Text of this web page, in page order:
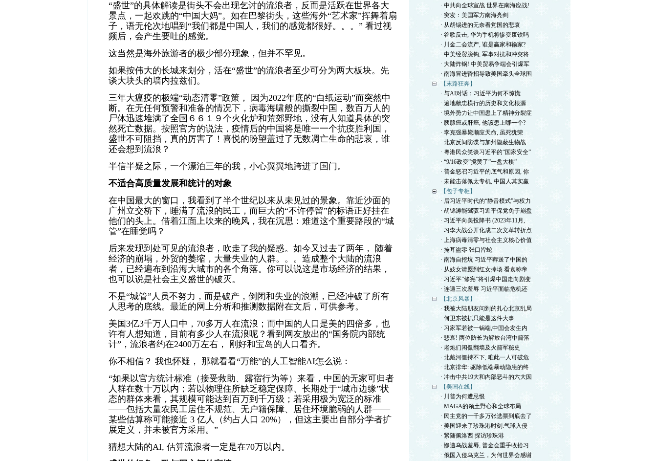
“盛世”的具体解读是街头不会出现乞讨的流浪者，反而是活跃在世界各大
景点，一起欢跳的“中国大妈”。如在巴黎街头，这些海外“艺术家”挥舞着扇
子，语无伦次地唱到“我们都是中国人，我们的感觉都很好。。。” 看过视
频后，会产生要吐的感觉。
这当然是海外旅游者的极少部分现象，但并不罕见。
如果按伟大的长城来划分，活在“盛世”的流浪者至少可分为两大板块。先
谈大块头的墙内拉兹们。
三年大瘟疫的极端“动态清零”政策， 因为2022年底的“白纸运动”而突然中
断。在无任何预警和准备的情况下，病毒海啸般的撕裂中国，数百万人的
尸体迅速堆满了全国 ６６１９个火化炉和荒郊野地，没有人知道具体的突
然死亡数据。按照官方的说法，疫情后的中国将是唯一一个抗疫胜利国，
盛世不可阻挡，真的厉害了！喜悦的盼望盖过了无数凋亡生命的悲哀，谁
还会想到流浪？
半信半疑之际，一个漂泊三年的我，小心翼翼地跨进了国门。
不适合高质量发展和统计的对象
在中国最大的窗口，我看到了半个世纪以来从未见过的景象。靠近沙面的
广州立交桥下，睡满了流浪的民工，而巨大的“不许停留”的标语正好挂在
他们的头上。借着江面上吹来的晚风，我在沉思：难道这个重要路段的“城
管”在睡觉吗？
后来发现到处可见的流浪者，吹走了我的疑惑。如今又过去了两年， 随着
经济的崩塌，外贸的萎缩，大量失业的人群。。。造成整个大陆的流浪
者，已经遍布到沿海大城市的各个角落。你可以说这是市场经济的结果，
也可以说是社会主义盛世的破灭。
不是“城管”人员不努力，而是破产，倒闭和失业的浪潮，已经冲破了所有
人思考的底线。最近的网上分析和推测数据附在文后，可供参考。
美国3亿3千万人口中，70多万人在流浪；而中国的人口是美的四倍多，也
许有人想知道，目前有多少人在流浪呢？看到网友放出的“国务院内部统
计”，流浪者约在2400万左右， 刚好和宝岛的人口看齐。
你不相信？ 我也怀疑， 那就看看“万能”的人工智能AI怎么说：
“如果以官方统计标准（接受救助、露宿行为等）来看，中国的无家可归者
人群在数十万以内；若以物理住所缺乏稳定保障、长期处于“城市边缘”状
态的群体来看，其规模可能达到百万到千万级；若采用极为宽泛的标准
——包括大量农民工居住不规范、无户籍保障、居住环境脆弱的人群——
某些估算称可能接近 3 亿人（约占人口 20%），但这主要出自部分学者扩
展定义，并未被官方采用。”
猜想大陆的AI, 估算流浪者一定是在70万以内。
· 中共向全球宣战 世界在南海应战!
· 突发：美国军方南海亮剑
· 从胡锡进的无奈看党国的悲哀
· 谷歌反击, 华为手机将惨变废铁吗
· 川金二会流产, 谁是赢家和输家?
· 中美经贸脱钩, 军事对抗和冲突将
· 大陆炸锅! 中美贸易争端会引爆军
· 南海冒进昏招导致美国牵头全球围
【末路狂奔】
· 与AI对话：习近平为何不惊慌
· 遍地献忠横行的历史和文化根源
· 境外势力让中国患上了精神分裂症
· 胰腺癌或肝癌, 他该患上哪一个?
· 李克强暴毙顺应天命, 虽死犹荣
· 北京反间防谍与加州隐蔽生物战
· 粤港民众笑谈习近平的“国家安全”
· “9/16政变”搅黄了”一盘大棋”
· 普金怒召习近平的底气和原因, 你
· 未能击落佩太专机, 中国人其实赢
【包子专柜】
· 后习近平时代的“静音模式”与权力
· 胡锦涛能驾驭习近平保党免于崩盘
· 习近平向美投降书 (2023年11月,
· 习李大战公开化成二次文革转折点
· 上海病毒清零与社会主义核心价值
· 掩耳盗零 张口皆蛇
· 南海自挖坑 习近平葬送了中国的
· 从妓女请愿到红女捧场 看袁称帝
· 习近平”修宪”将引爆中国走向剧变
· 连遭三次羞辱 习近平面临危机还
【北京风暴】
· 我被大陆朋友问到的扎心北京乱局
· 何卫东被抓只能是这件大事
· 习家军若被一锅端,中国会发生内
· 悲哀! 两位防长为解放台湾中箭落
· 老炮们闲侃翻墙及火箭军秘史
· 北戴河僵持不下, 唯此一人可破危
· 北京排华: 驱除低端暴动隐患的终
· 冲击中共19大和内部恶斗的六大因
【美国在线】
· 川普为何遭忌恨
· MAGA的领土野心和全球布局
· 民主党的一千多万张选票到底去了
· 美国迎来了珍珠港时刻:气球入侵
· 紧随佩洛西 探访珍珠港
· 惨遭乌战羞辱, 普金会重手收拾习
· 俄国入侵乌克兰，为何世界会感谢